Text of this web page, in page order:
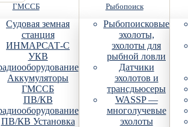
ГМССБ
Судовая земная
станция
ИНМАРСАТ-С
УКВ
Аккумуляторы
ГМССБ
ПВ/КВ
ПВ/КВ Установка
Рыбопоиск
Рыбопоисковые
эхолоты,
эхолоты для
рыбной ловли
Датчики
эхолотов и
трансдьюсеры
WASSP —
многолучевые
эхолоты